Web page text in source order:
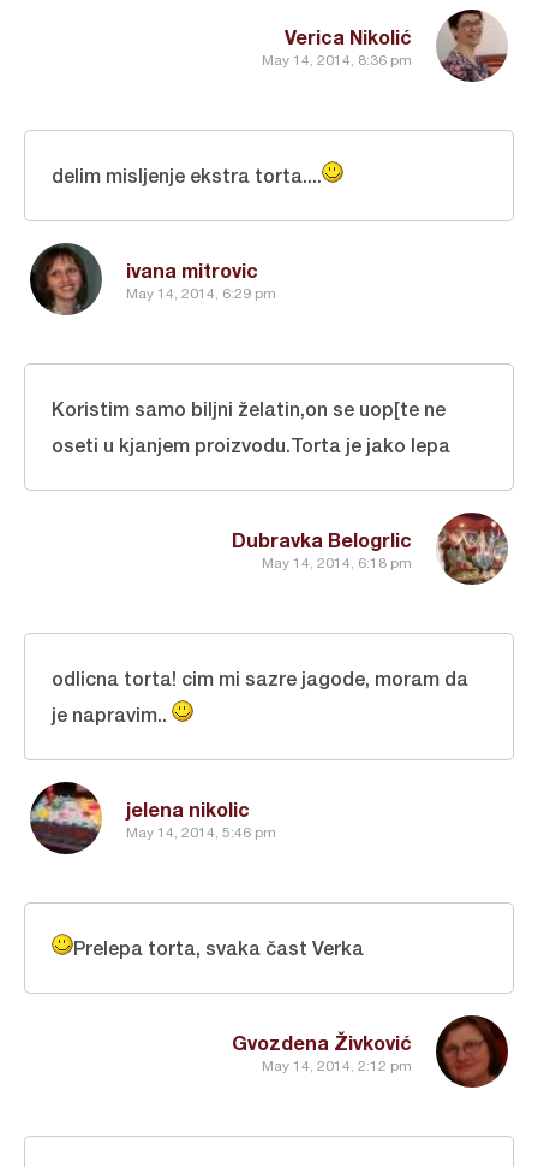
Verica Nikolić
May 14, 2014, 8:36 pm
ivana mitrovic
May 14, 2014, 6:29 pm
delim misljenje ekstra torta....
Dubravka Belogrlic
May 14, 2014, 6:18 pm
Koristim samo biljni želatin,on se uop[te ne
oseti u kjanjem proizvodu.Torta je jako lepa
jelena nikolic
May 14, 2014, 5:46 pm
odlicna torta! cim mi sazre jagode, moram da
je napravim..
Gvozdena Živković
May 14, 2014, 2:12 pm
Prelepa torta, svaka čast Verka